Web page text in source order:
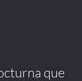
que